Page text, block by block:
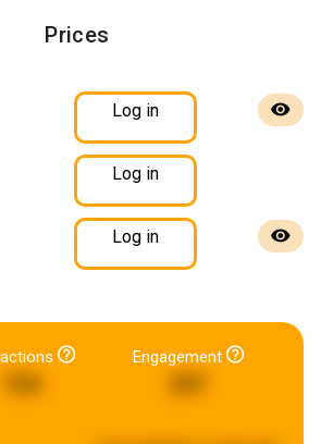
Prices
Log in
Log in
Log in
Engagement